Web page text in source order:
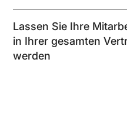
Lassen Sie Ihre
in Ihrer gesamten
werden